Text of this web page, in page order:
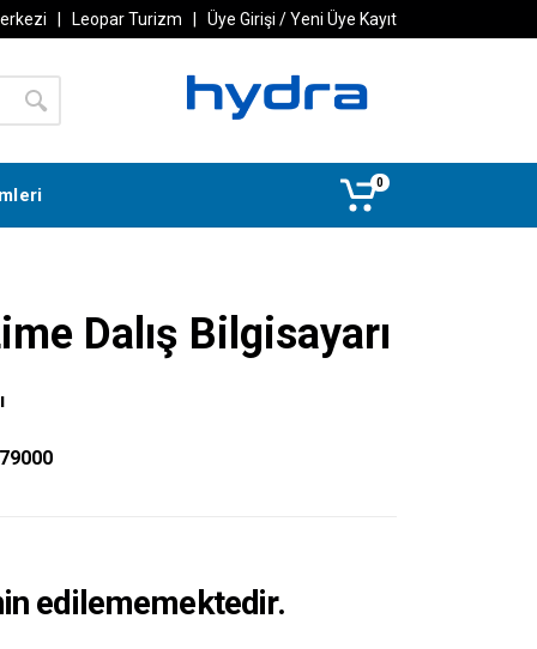
Leopar Turizm Üye Girişi / Yeni Üye Kayıt
0
Dalış Bilgisayarı
edilememektedir.